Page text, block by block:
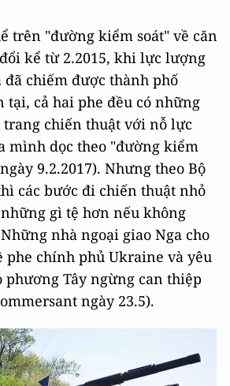
trên "đường kiểm soát" về căn
kể từ 2.2015, khi lực lượng
chiếm được thành phố
tại, cả hai phe đều có những
trang chiến thuật với nỗ lực
mình dọc theo "đường kiểm
9.2.2017). Nhưng theo Bộ
các bước đi chiến thuật nhỏ
gì tệ hơn nếu không
nhà ngoại giao Nga cho
phe chính phủ Ukraine và yêu
phương Tây ngừng can thiệp
ngày 23.5).